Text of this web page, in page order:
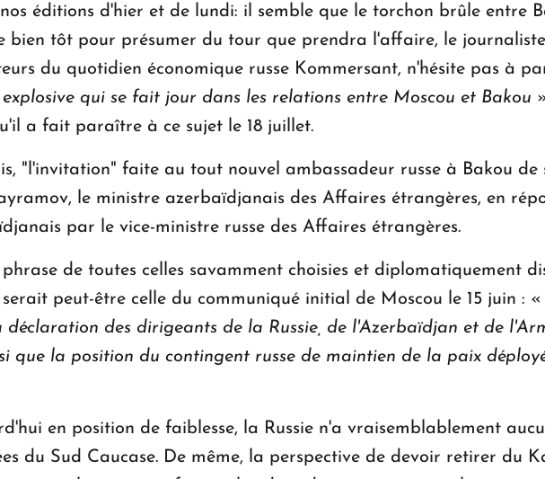
éditions d'hier et de lundi: il semble que le torchon brûle entre
bien tôt pour présumer du tour que prendra l'affaire, le
du quotidien économique russe Kommersant, n'hésite pas à
qui se fait jour dans les relations entre Moscou et Bakou
a fait paraître à ce sujet le 18 juillet.
"l'invitation" faite au tout nouvel ambassadeur russe à Bakou de
le ministre azerbaïdjanais des Affaires étrangères, en
par le vice-ministre russe des Affaires étrangères.
de toutes celles savamment choisies et diplomatiquement
peut-être celle du communiqué initial de Moscou le 15 juin : «
déclaration des dirigeants de la Russie, de l'Azerbaïdjan et de
que la position du contingent russe de maintien de la paix
en position de faiblesse, la Russie n'a vraisemblablement
du Sud Caucase. De même, la perspective de devoir retirer du